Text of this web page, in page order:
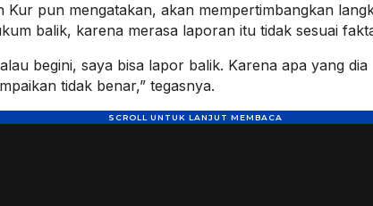
Kur pun mengatakan, akan mempertimbangkan
balik, karena merasa laporan itu tidak sesuai
begini, saya bisa lapor balik. Karena apa yang dia
tidak benar,” tegasnya.